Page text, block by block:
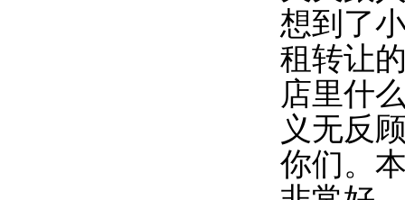
想到了
租转让
店里什
义无反
你们。